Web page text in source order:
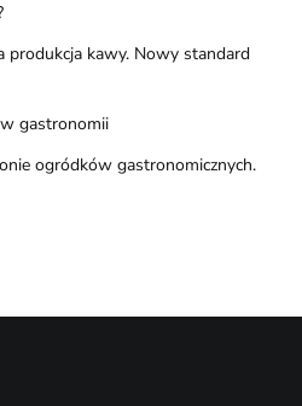
produkcja kawy. Nowy standard
gastronomii
ogródków gastronomicznych.